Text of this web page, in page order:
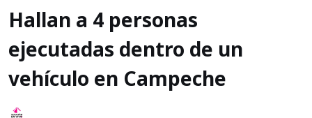
Hallan a 4 personas
ejecutadas dentro de un
vehículo en Campeche